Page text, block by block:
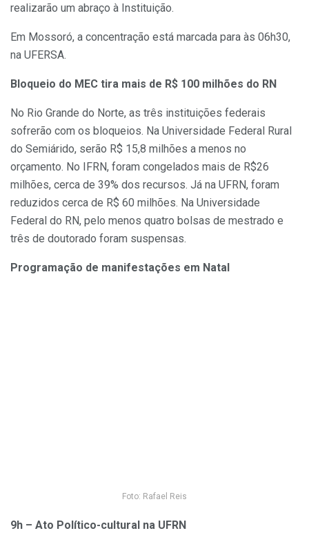
realizarão um abraço à Instituição.
Em Mossoró, a concentração está marcada para às 06h30,
na UFERSA.
Bloqueio do MEC tira mais de R$ 100 milhões do RN
No Rio Grande do Norte, as três instituições federais
sofrerão com os bloqueios. Na Universidade Federal Rural
do Semiárido, serão R$ 15,8 milhões a menos no
orçamento. No IFRN, foram congelados mais de R$26
milhões, cerca de 39% dos recursos. Já na UFRN, foram
reduzidos cerca de R$ 60 milhões. Na Universidade
Federal do RN, pelo menos quatro bolsas de mestrado e
três de doutorado foram suspensas.
Programação de manifestações em Natal
Foto: Rafael Reis
9h – Ato Político-cultural na UFRN